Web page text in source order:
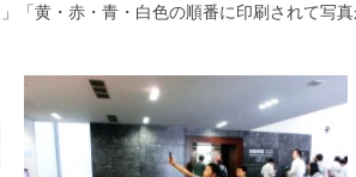
「黄・赤・青・白色の順番に印刷されて写